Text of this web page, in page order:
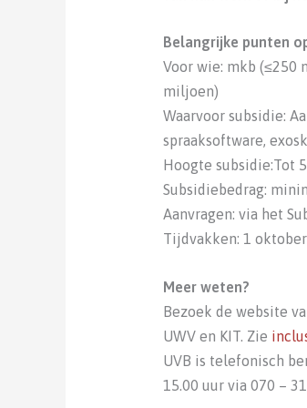
Belangrijke punten
Voor wie: mkb (≤250
miljoen)
Waarvoor subsidie:
spraaksoftware,
Hoogte subsidie:Tot
Subsidiebedrag:
Aanvragen: via het
Tijdvakken: 1
Meer weten?
Bezoek de website
UWV en KIT. Zie
UVB is telefonisch
15.00 uur via 070 –